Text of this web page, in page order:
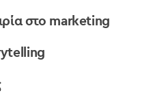
στο marketing